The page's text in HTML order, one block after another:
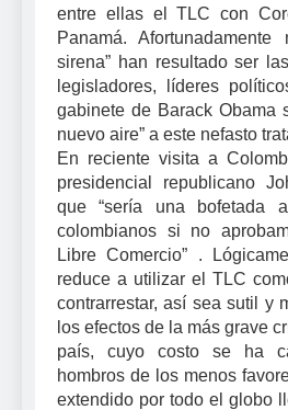
entre ellas el TLC con
Panamá. Afortunadamente
sirena” han resultado ser
legisladores, líderes
gabinete de Barack Obama
nuevo aire” a este nefasto
En reciente visita a
presidencial republicano
que “sería una bofetada
colombianos si no
Libre Comercio” .
reduce a utilizar el TLC
contrarrestar, así sea sutil y
los efectos de la más grave
país, cuyo costo se ha
hombros de los menos
extendido por todo el globo